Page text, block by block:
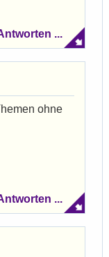
...
ohne
...